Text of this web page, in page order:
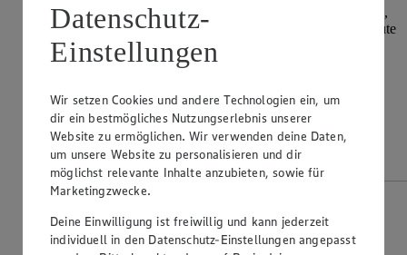
Unternehmen. Die Marke Kunella ist seit 1894 in Schlesien,
Westpreußen Brandenburg und Sachsen bekannt. Noch heute
erhält das Unternehmen viele Schreiben von Bürgern aus
Deutschland, die Kunella mit ihrer Kindheit verbinden. Ein
Kunella. Der Grund des Erfolges liegt in der bewährten
Rezeptur aus dem Jahr 1953, innovativ mit hohen
Qualitätsansprüchen.
Zur Website
Datenschutz-
Einstellungen
Wir setzen Cookies und andere Technologien ein, um
dir ein bestmögliches Nutzungserlebnis unserer
Website zu ermöglichen. Wir verwenden deine Daten,
um unsere Website zu personalisieren und dir
möglichst relevante Inhalte anzubieten, sowie für
Marketingzwecke.
Deine Einwilligung ist freiwillig und kann jederzeit
individuell in den Datenschutz-Einstellungen angepasst